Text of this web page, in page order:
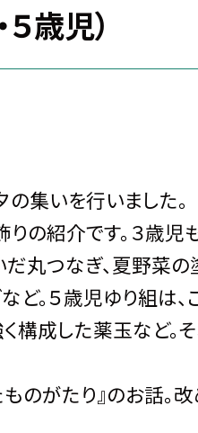
歳児）
集いを行いました。
の紹介です。３歳児
丸つなぎ、夏野菜の
。５歳児ゆり組は、
く構成した薬玉など
のがたり』のお話。